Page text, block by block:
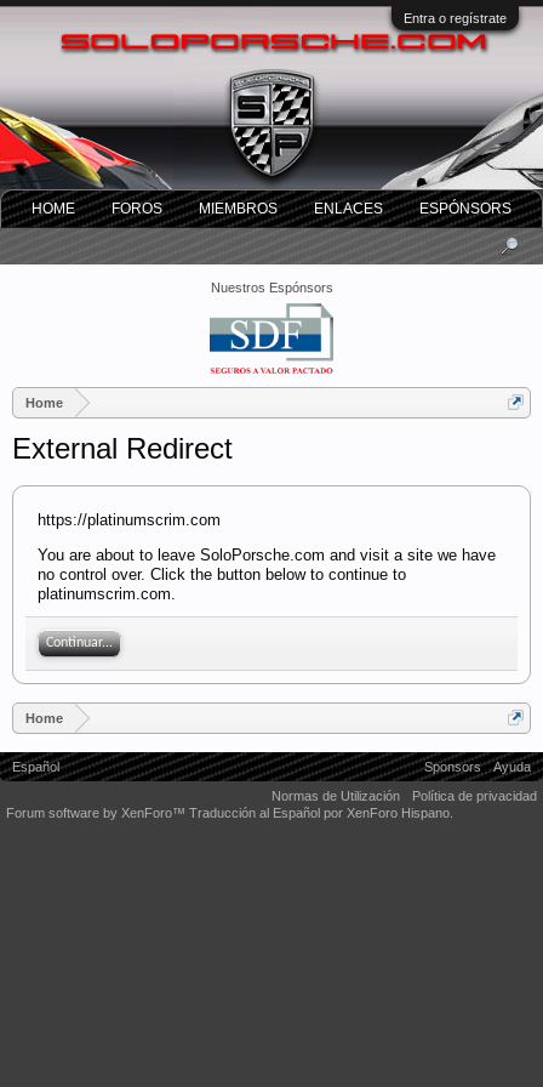
Entra o regístrate
Nuestros Espónsors
Home
External Redirect
https://platinumscrim.com
You are about to leave SoloPorsche.com and visit a site we have
no control over. Click the button below to continue to
platinumscrim.com.
Continuar...
Home
HOME FOROS MIEMBROS ENLACES ESPÓNSORS
Español Sponsors
Ayuda
Normas de Utilización
Política de privacidad
Forum software by XenForo™ Traducción al Español por XenForo Hispano.